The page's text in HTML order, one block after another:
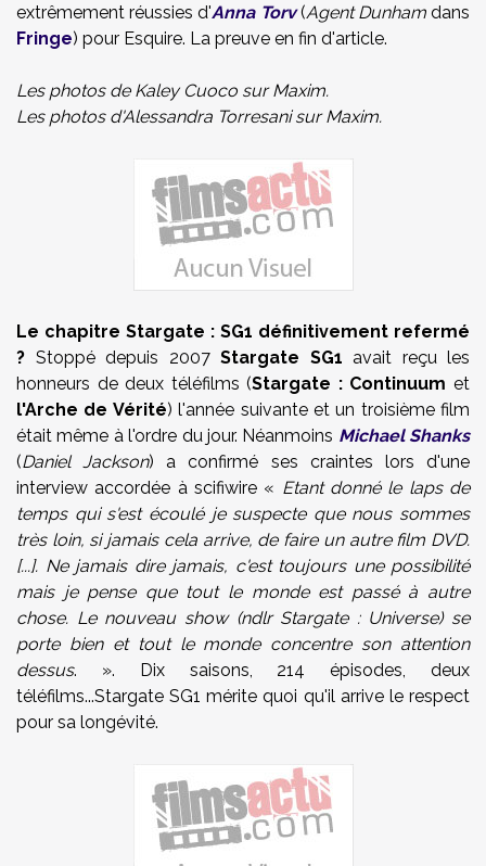
extrêmement réussies d'Anna Torv(Agent Dunhamdans
Fringe) pour Esquire. La preuve en fin d'article.
Les photos de Kaley Cuoco sur Maxim.
Les photos d'Alessandra Torresani sur Maxim.
Le chapitre Stargate : SG1 définitivement refermé
? Stoppé depuis 2007Stargate SG1 avait reçu les
honneurs de deux téléfilms (Stargate : Continuumet
l'Arche de Vérité) l'année suivante et un troisième film
était même à l'ordre du jour. Néanmoins Michael Shanks
(Daniel Jackson) a confirmé ses craintes lors d'une
interview accordée à scifiwire « Etant donné le laps de
temps qui s'est écoulé je suspecte que nous sommes
très loin, si jamais cela arrive, de faire un autre film DVD.
[...]. Ne jamais dire jamais, c'est toujours une possibilité
mais je pense que tout le monde est passé à autre
chose. Le nouveau show (ndlr Stargate : Universe) se
porte bien et tout le monde concentre son attention
dessus. ». Dix saisons, 214 épisodes, deux
téléfilms...Stargate SG1 mérite quoi qu'il arrive le respect
pour sa longévité.